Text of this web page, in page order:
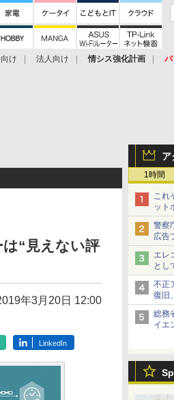
け 法人向け 情シス強化計画
ア
1時間
これ
ット
ード
ど！
警察
広告
広告
使っ
エレ
とし
スツ
えず
不正
復旧
総務
イエ
“見えない評
年3月20日 12:00
LinkedIn